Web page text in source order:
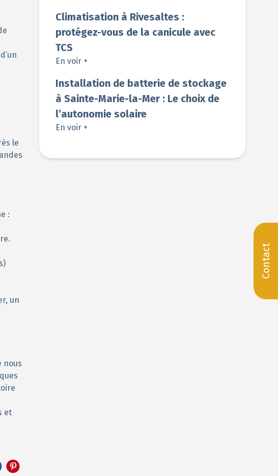
Contact
le
:
un
nous
et
Climatisation à Rivesaltes :
protégez-vous de la canicule avec
TCS
En voir +
Installation de batterie de stockage
à Sainte-Marie-la-Mer : Le choix de
l’autonomie solaire
En voir +